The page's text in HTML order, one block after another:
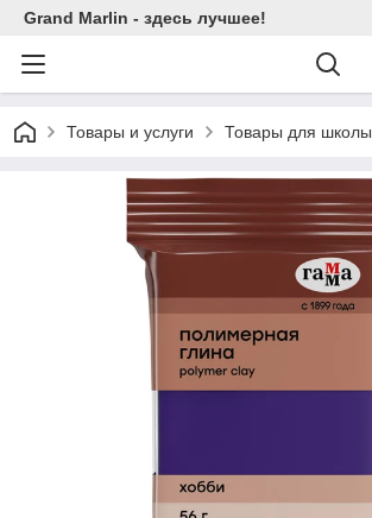
Grand Marlin - здесь лучшее!
Товары и услуги Товары для школы